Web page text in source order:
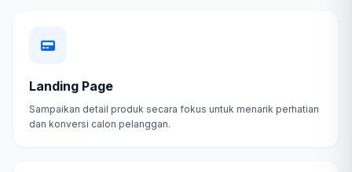
Landing Page
Sampaikan detail produk secara fokus untuk menarik perhatian
dan konversi calon pelanggan.